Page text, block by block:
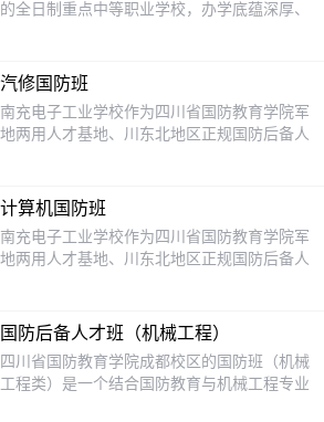
位，被誉为“川北学生黄埔军校”。依托公办国
双重需求，培养兼具军事素养、国防情怀、过
硬电子专业技能的高素质军地两用复合型人
才。电子技术国防班立足“国防赋能、技能立
级，实行专属化培养模式。班级采用“专业班
主任+专职军事教官”双轨管理机制，推行全封
闭、规范化、军事化日常管理，严格落实队列
识、坚韧的意志品质和优良的军人作风，打造
教学培养上，班级深度融合国防需求与电子技
术专业核心优势，定制专属人才培养方案。课
的全日制重点中等职业学校，办学底蕴深厚、
防后备人才培养基地，2025年正式升级设立
军地两用人才基地，是四川省为数不多、川东
北地区核心的正规国防后备人才定点培养单
位，被誉为“川北学生黄埔军校”。依托公办国
双重需求，培养兼具军事素养、国防情怀、过
硬电子专业技能的高素质军地两用复合型人
才。电子技术国防班立足“国防赋能、技能立
级，实行专属化培养模式。班级采用“专业班
主任+专职军事教官”双轨管理机制，推行全封
闭、规范化、军事化日常管理，严格落实队列
汽修国防班
南充电子工业学校作为四川省国防教育学院军
地两用人才基地、川东北地区正规国防后备人
职业技能融合育人领域。学校始建于1998
年，2017年与四川省国防教育学院达成深度
战略合作，挂牌设立国防后备人才基地，聚焦
国防建设与地方产业双重需求，重点打造汽车
才”为核心，培养政治合格、作风优良、体魄
强健、技术过硬的复合型军地两用汽修人才，
为有志青年搭建参军报国、专业升学、高薪就
计算机国防班
南充电子工业学校作为四川省国防教育学院军
地两用人才基地、川东北地区正规国防后备人
2017年与四川省国防教育学院达成深度战略
合作，挂牌成立国防后备人才基地，深耕国防
教育与现代信息技术融合育人领域。立足新时
代国防信息化建设与地方数字产业发展刚需，
国防后备人才班（机械工程）
四川省国防教育学院成都校区的国防班（机械
工程类）是一个结合国防教育与机械工程专业